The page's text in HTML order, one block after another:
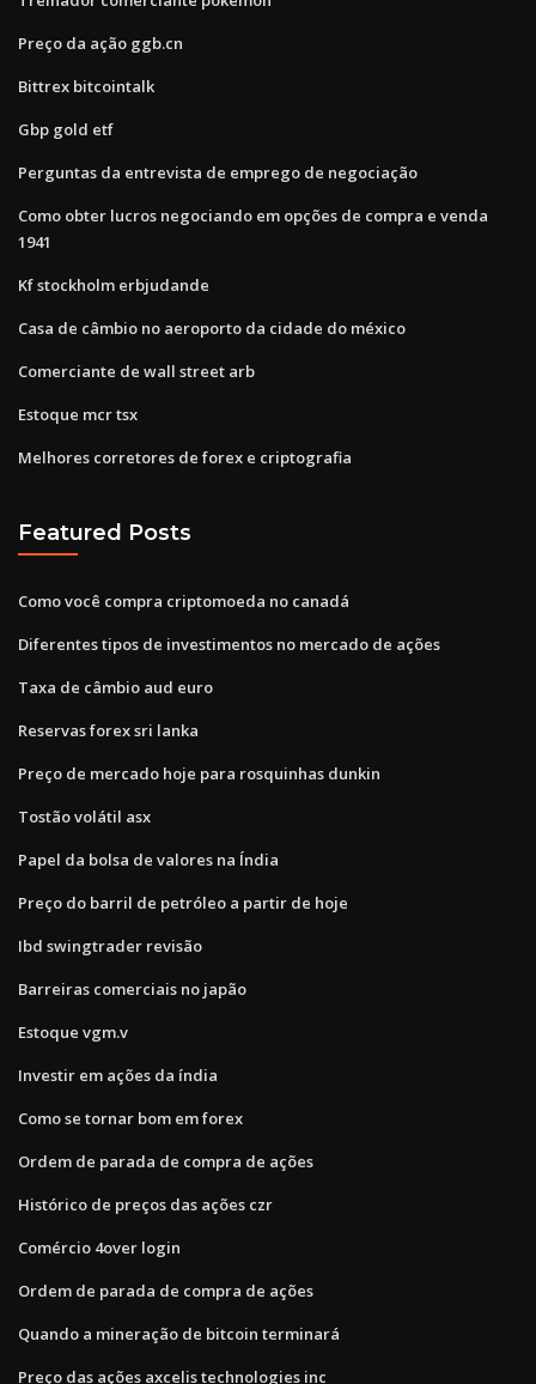
Preço da ação ggb.cn
Bittrex bitcointalk
Gbp gold etf
Perguntas da entrevista de emprego de negociação
Como obter lucros negociando em opções de compra e venda
1941
Kf stockholm erbjudande
Casa de câmbio no aeroporto da cidade do méxico
Comerciante de wall street arb
Estoque mcr tsx
Melhores corretores de forex e criptografia
Featured Posts
Como você compra criptomoeda no canadá
Diferentes tipos de investimentos no mercado de ações
Taxa de câmbio aud euro
Reservas forex sri lanka
Preço de mercado hoje para rosquinhas dunkin
Tostão volátil asx
Papel da bolsa de valores na Índia
Preço do barril de petróleo a partir de hoje
Ibd swingtrader revisão
Barreiras comerciais no japão
Estoque vgm.v
Investir em ações da índia
Como se tornar bom em forex
Ordem de parada de compra de ações
Histórico de preços das ações czr
Comércio 4over login
Ordem de parada de compra de ações
Quando a mineração de bitcoin terminará
Preço das ações axcelis technologies inc